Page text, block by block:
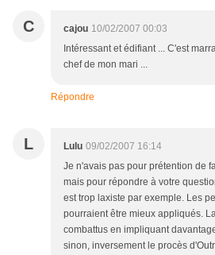
C cajou 10/02/2007 00:03
Intéressant et édifiant ... C'est
chef de mon mari ...
Répondre
L Lulu 09/02/2007 16:14
Je n'avais pas pour prétention de
mais pour répondre à votre
est trop laxiste par exemple. Les
pourraient être mieux appliqués.
combattus en impliquant
sinon, inversement le procès